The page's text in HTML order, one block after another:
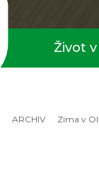
ARCHIV Zima v
Život